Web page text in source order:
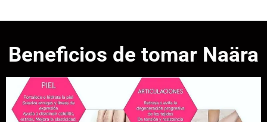
Beneficios de tomar Naära